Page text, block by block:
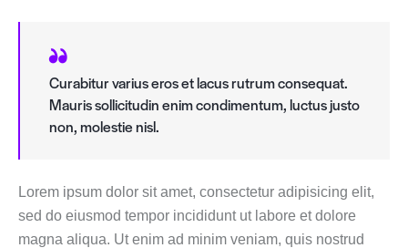
Curabitur varius eros et lacus rutrum consequat.
Mauris sollicitudin enim condimentum, luctus justo
non, molestie nisl.
Lorem ipsum dolor sit amet, consectetur adipisicing elit,
sed do eiusmod tempor incididunt ut labore et dolore
magna aliqua. Ut enim ad minim veniam, quis nostrud